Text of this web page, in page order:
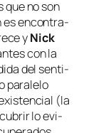
que no son
es en­con­tra­
yNick
con la
del sen­ti­
pa­ra­le­lo
(la
lo evi­